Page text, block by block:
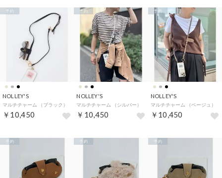
NOLLEY'S
マルチチャーム （ブラック）
￥10,450
予約
NOLLEY'S
マルチチャーム （シルバー）
￥10,450
予約
NOLLEY'S
マルチチャーム （ベージュ）
￥10,450
予約
予約 予約 予約